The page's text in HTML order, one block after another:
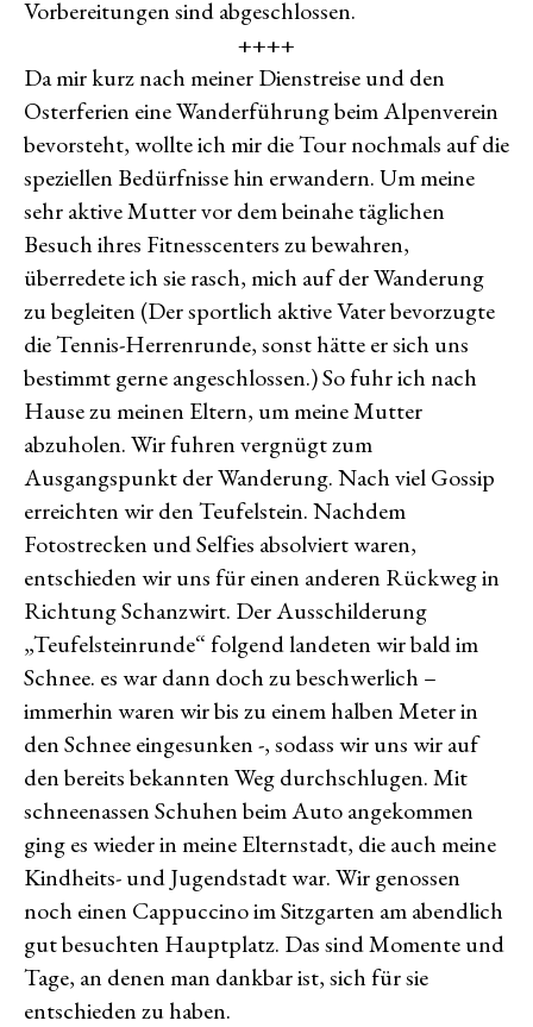
Vorbereitungen sind abgeschlossen.
++++
Da mir kurz nach meiner Dienstreise und den
Osterferien eine Wanderführung beim Alpenverein
bevorsteht, wollte ich mir die Tour nochmals auf die
speziellen Bedürfnisse hin erwandern. Um meine
sehr aktive Mutter vor dem beinahe täglichen
Besuch ihres Fitnesscenters zu bewahren,
überredete ich sie rasch, mich auf der Wanderung
zu begleiten (Der sportlich aktive Vater bevorzugte
die Tennis-Herrenrunde, sonst hätte er sich uns
bestimmt gerne angeschlossen.) So fuhr ich nach
Hause zu meinen Eltern, um meine Mutter
abzuholen. Wir fuhren vergnügt zum
Ausgangspunkt der Wanderung. Nach viel Gossip
erreichten wir den Teufelstein. Nachdem
Fotostrecken und Selfies absolviert waren,
entschieden wir uns für einen anderen Rückweg in
Richtung Schanzwirt. Der Ausschilderung
„Teufelsteinrunde“ folgend landeten wir bald im
Schnee. es war dann doch zu beschwerlich –
immerhin waren wir bis zu einem halben Meter in
den Schnee eingesunken -, sodass wir uns wir auf
den bereits bekannten Weg durchschlugen. Mit
schneenassen Schuhen beim Auto angekommen
ging es wieder in meine Elternstadt, die auch meine
Kindheits- und Jugendstadt war. Wir genossen
noch einen Cappuccino im Sitzgarten am abendlich
gut besuchten Hauptplatz. Das sind Momente und
Tage, an denen man dankbar ist, sich für sie
entschieden zu haben.